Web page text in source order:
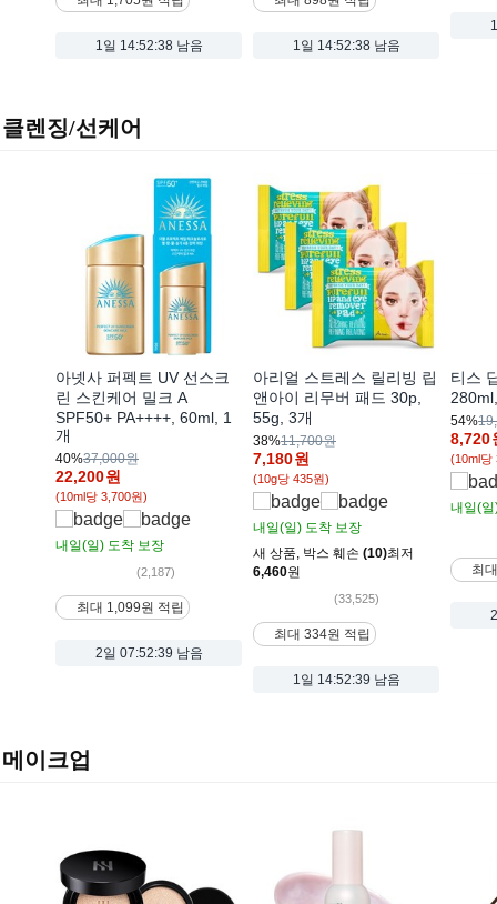
1일 14:52:37 남음 1일 14:52:37 남음
클렌징/선케어
아넷사 퍼펙트 UV 선스크
린 스킨케어 밀크 A
SPF50+ PA++++, 60ml, 1
개
40%37,000원
22,200원
(10ml당 3,700원)
내일(일) 도착 보장
(2,187)
최대 1,099원 적립
2일 07:52:37 남음
아리얼 스트레스 릴리빙 립
앤아이 리무버 패드 30p,
55g, 3개
38%11,700원
7,180원
(10g당 435원)
내일(일) 도착 보장
새 상품, 박스 훼손 (10)최저
6,460원
(33,525)
최대 334원 적립
1일 14:52:37 남음
티스
54%
8,720
(10ml당
내일(
최
메이크업